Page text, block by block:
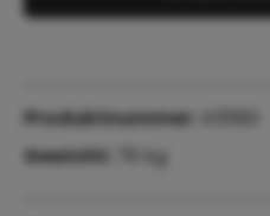
Produktnummer:
Gewicht:
76 kg